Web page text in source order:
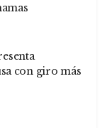
con giro más